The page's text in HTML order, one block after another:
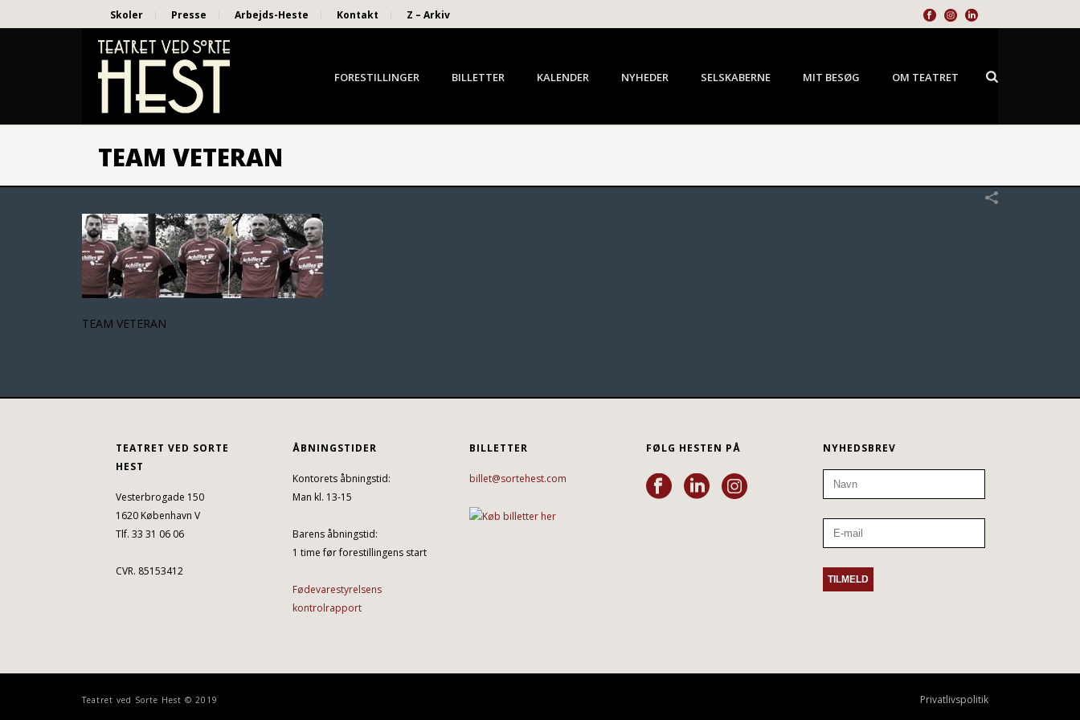
Skoler Presse Arbejds-Heste Kontakt Z – Arkiv
FORESTILLINGER BILLETTER KALENDER NYHEDER SELSKABERNE MIT BESØG OM TEATRET
TEAM VETERAN
TEAM VETERAN
TEATRET VED SORTE
HEST
Vesterbrogade 150
1620 København V
Tlf. 33 31 06 06
CVR. 85153412
ÅBNINGSTIDER
Kontorets åbningstid:
Man kl. 13-15
Barens åbningstid:
1 time før forestillingens start
Fødevarestyrelsens
kontrolrapport
BILLETTER
billet@sortehest.com
FØLG HESTEN PÅ NYHEDSBREV
Teatret ved Sorte Hest © 2019 Privatlivspolitik